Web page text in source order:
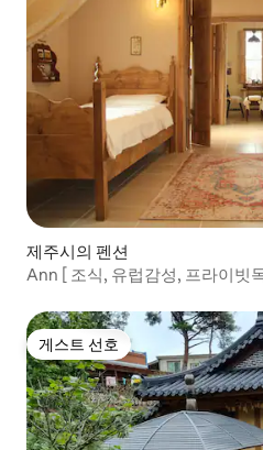
제주시의 펜션
Ann [ 조식, 유럽감성, 프라이빗
게스트 선호
게스트 선호